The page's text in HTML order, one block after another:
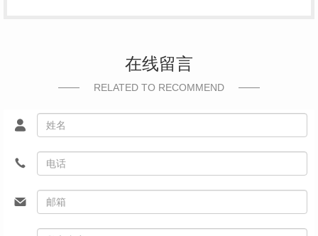
在线留言
RELATED TO RECOMMEND